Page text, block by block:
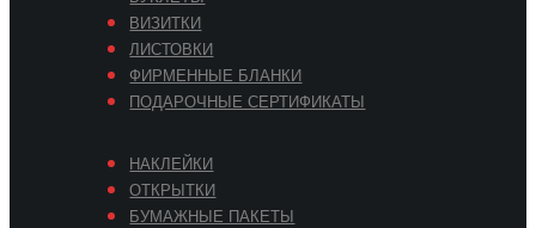
ВИЗИТКИ
ЛИСТОВКИ
ФИРМЕННЫЕ БЛАНКИ
ПОДАРОЧНЫЕ СЕРТИФИКАТЫ
НАКЛЕЙКИ
ОТКРЫТКИ
БУМАЖНЫЕ ПАКЕТЫ